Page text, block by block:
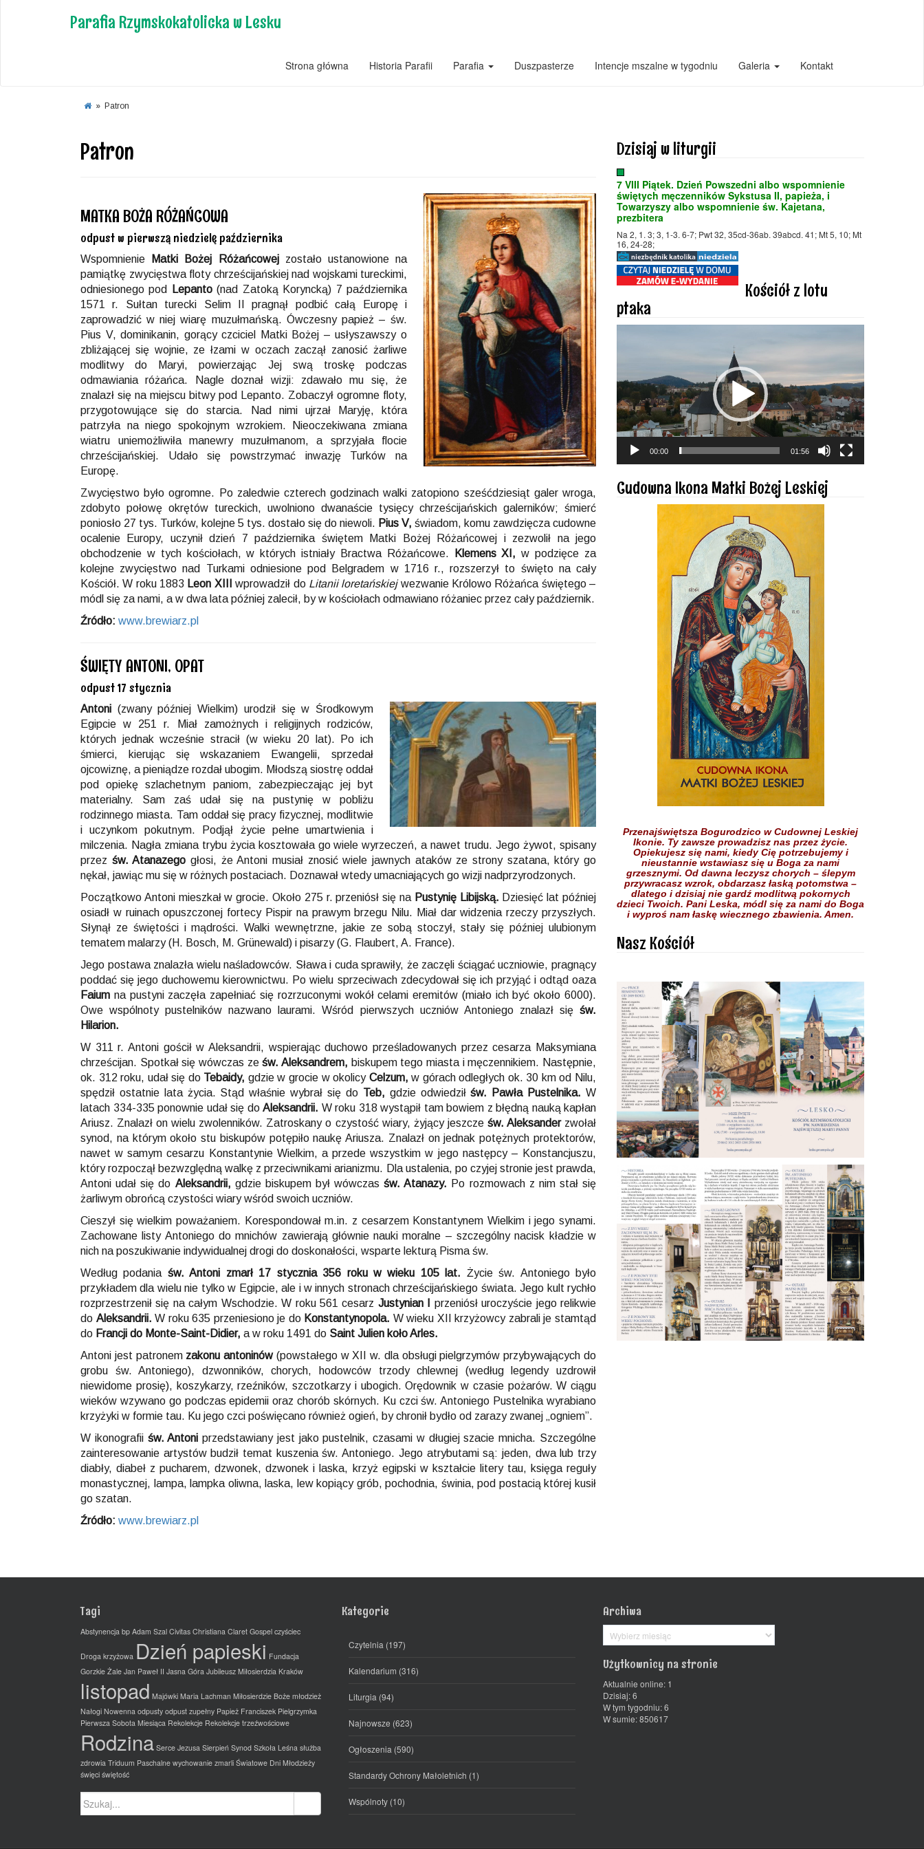
Parafia Rzymskokatolicka w Lesku
Strona główna Historia Parafii Parafia Duszpasterze Intencje mszalne w tygodniu Galeria Kontakt
» Patron
Patron
MATKA BOŻA RÓŻAŃCOWA
odpust w pierwszą niedzielę października
Wspomnienie Matki Bożej Różańcowejzostało ustanowione na
pamiątkę zwycięstwa floty chrześcijańskiej nad wojskami tureckimi,
odniesionego pod
Lepanto(nad Zatoką Koryncką) 7 października
1571 r. Sułtan turecki Selim II pragnął podbić całą Europę i
zaprowadzić w niej wiarę muzułmańską. Ówczesny papież – św.
Pius V, dominikanin, gorący czciciel Matki Bożej – usłyszawszy o
zbliżającej się wojnie, ze łzami w oczach zaczął zanosić żarliwe
modlitwy do Maryi, powierzając Jej swą troskę podczas
odmawiania różańca. Nagle doznał wizji: zdawało mu się, że
znalazł się na miejscu bitwy pod Lepanto. Zobaczył ogromne floty,
przygotowujące się do starcia. Nad nimi ujrzał Maryję, która
patrzyła na niego spokojnym wzrokiem. Nieoczekiwana zmiana
wiatru uniemożliwiła manewry muzułmanom, a sprzyjała flocie
chrześcijańskiej. Udało się powstrzymać inwazję Turków na
Europę.
Zwycięstwo było ogromne. Po zaledwie czterech godzinach walki zatopiono sześćdziesiąt galer wroga,
zdobyto połowę okrętów tureckich, uwolniono dwanaście tysięcy chrześcijańskich galerników; śmierć
poniosło 27 tys. Turków, kolejne 5 tys. dostało się do niewoli. Pius V, świadom, komu zawdzięcza cudowne
ocalenie Europy, uczynił dzień 7 października świętem Matki Bożej Różańcowej i zezwolił na jego
obchodzenie w tych kościołach, w których istniały Bractwa Różańcowe.
Klemens XI, w podzięce za
kolejne zwycięstwo nad Turkami odniesione pod Belgradem w 1716 r., rozszerzył to święto na cały
Kościół. W roku 1883 Leon XIII wprowadził do Litanii loretańskiejwezwanie Królowo Różańca świętego –
módl się za nami, a w dwa lata później zalecił, by w kościołach odmawiano różaniec przez cały październik.
Źródło: www.brewiarz.pl
ŚWIĘTY ANTONI, OPAT
odpust 17 stycznia
Antoni (zwany później Wielkim) urodził się w Środkowym
Egipcie w 251 r. Miał zamożnych i religijnych rodziców,
których jednak wcześnie stracił (w wieku 20 lat). Po ich
śmierci, kierując się wskazaniem Ewangelii, sprzedał
ojcowiznę, a pieniądze rozdał ubogim. Młodszą siostrę oddał
pod opiekę szlachetnym paniom, zabezpieczając jej byt
materialny. Sam zaś udał się na pustynię w pobliżu
rodzinnego miasta. Tam oddał się pracy fizycznej, modlitwie
i uczynkom pokutnym. Podjął życie pełne umartwienia i
milczenia. Nagła zmiana trybu życia kosztowała go wiele wyrzeczeń, a nawet trudu. Jego żywot, spisany
przez św. Atanazego głosi, że Antoni musiał znosić wiele jawnych ataków ze strony szatana, który go
nękał, jawiąc mu się w różnych postaciach. Doznawał wtedy umacniających go wizji nadprzyrodzonych.
Początkowo Antoni mieszkał w grocie. Około 275 r. przeniósł się na Pustynię Libijską. Dziesięć lat później
osiadł w ruinach opuszczonej fortecy Pispir na prawym brzegu Nilu. Miał dar widzenia rzeczy przyszłych.
Słynął ze świętości i mądrości. Walki wewnętrzne, jakie ze sobą stoczył, stały się później ulubionym
tematem malarzy (H. Bosch, M. Grünewald) i pisarzy (G. Flaubert, A. France).
Jego postawa znalazła wielu naśladowców. Sława i cuda sprawiły, że zaczęli ściągać uczniowie, pragnący
poddać się jego duchowemu kierownictwu. Po wielu sprzeciwach zdecydował się ich przyjąć i odtąd oaza
Faium na pustyni zaczęła zapełniać się rozrzuconymi wokół celami eremitów (miało ich być około 6000).
Owe wspólnoty pustelników nazwano laurami. Wśród pierwszych uczniów Antoniego znalazł się św.
Hilarion.
W 311 r. Antoni gościł w Aleksandrii, wspierając duchowo prześladowanych przez cesarza Maksymiana
chrześcijan. Spotkał się wówczas ześw. Aleksandrem, biskupem tego miasta i męczennikiem. Następnie,
ok. 312 roku, udał się do Tebaidy, gdzie w grocie w okolicy Celzum, w górach odległych ok. 30 km od Nilu,
spędził ostatnie lata życia. Stąd właśnie wybrał się do Teb, gdzie odwiedziłśw. Pawła Pustelnika. W
latach 334-335 ponownie udał się do Aleksandrii. W roku 318 wystąpił tam bowiem z błędną nauką kapłan
Ariusz. Znalazł on wielu zwolenników. Zatroskany o czystość wiary, żyjący jeszcze św. Aleksanderzwołał
synod, na którym około stu biskupów potępiło naukę Ariusza. Znalazł on jednak potężnych protektorów,
nawet w samym cesarzu Konstantynie Wielkim, a przede wszystkim w jego następcy – Konstancjuszu,
który rozpoczął bezwzględną walkę z przeciwnikami arianizmu. Dla ustalenia, po czyjej stronie jest prawda,
Antoni udał się do Aleksandrii, gdzie biskupem był wówczasśw. Atanazy. Po rozmowach z nim stał się
żarliwym obrońcą czystości wiary wśród swoich uczniów.
Cieszył się wielkim poważaniem. Korespondował m.in. z cesarzem Konstantynem Wielkim i jego synami.
Zachowane listy Antoniego do mnichów zawierają głównie nauki moralne – szczególny nacisk kładzie w
nich na poszukiwanie indywidualnej drogi do doskonałości, wsparte lekturą Pisma św.
Według podania św. Antoni zmarł 17 stycznia 356 roku w wieku 105 lat. Życie św. Antoniego było
przykładem dla wielu nie tylko w Egipcie, ale i w innych stronach chrześcijańskiego świata. Jego kult rychło
rozprzestrzenił się na całym Wschodzie. W roku 561 cesarz Justynian I
przeniósł uroczyście jego relikwie
do Aleksandrii. W roku 635 przeniesiono je do Konstantynopola. W wieku XII krzyżowcy zabrali je stamtąd
do Francji do Monte-Saint-Didier, a w roku 1491 do Saint Julien koło Arles.
Antoni jest patronem zakonu antoninów(powstałego w XII w. dla obsługi pielgrzymów przybywających do
grobu św. Antoniego), dzwonników, chorych, hodowców trzody chlewnej (według legendy uzdrowił
niewidome prosię), koszykarzy, rzeźników, szczotkarzy i ubogich. Orędownik w czasie pożarów. W ciągu
wieków wzywano go podczas epidemii oraz chorób skórnych. Ku czci św. Antoniego Pustelnika wyrabiano
krzyżyki w formie tau. Ku jego czci poświęcano również ogień, by chronił bydło od zarazy zwanej „ogniem”.
W ikonografii św. Antoni przedstawiany jest jako pustelnik, czasami w długiej szacie mnicha. Szczególne
zainteresowanie artystów budził temat kuszenia św. Antoniego. Jego atrybutami są: jeden, dwa lub trzy
diabły, diabeł z pucharem, dzwonek, dzwonek i laska, krzyż egipski w kształcie litery tau, księga reguły
monastycznej, lampa, lampka oliwna, laska, lew kopiący grób, pochodnia, świnia, pod postacią której kusił
go szatan.
Źródło: www.brewiarz.pl
Dzisiaj w liturgii
7 VIII Piątek. Dzień Powszedni albo wspomnienie
świętych męczenników Sykstusa II, papieża, i
Towarzyszy albo wspomnienie św. Kajetana,
prezbitera
Na 2, 1. 3; 3, 1-3. 6-7; Pwt 32, 35cd-36ab. 39abcd. 41; Mt 5, 10; Mt
16, 24-28;
Kościół z lotu
ptaka
00:00 01:56
Cudowna Ikona Matki Bożej Leskiej
Przenajświętsza Bogurodzico w Cudownej Leskiej
Ikonie. Ty zawsze prowadzisz nas przez życie.
Opiekujesz się nami, kiedy Cię potrzebujemyi
nieustannie wstawiasz się u Boga za nami
grzesznymi. Od dawna leczysz chorych – ślepym
przywracasz wzrok, obdarzasz łaską potomstwa –
dlatego i dzisiaj nie gardź modlitwą pokornych
dzieci Twoich. Pani Leska, módl się za nami do Boga
i wyproś nam łaskę wiecznego zbawienia. Amen.
Nasz Kościół
Tagi
Abstynencja bp Adam Szal Civitas Christiana Claret Gospel czyściec
Droga krzyżowa Dzień papieski Fundacja
Gorzkie Żale Jan Paweł II Jasna Góra Jubileusz Miłosierdzia Kraków
listopad Majówki Maria Lachman Miłosierdzie Boże młodzież
Nałogi Nowenna odpusty odpust zupełny Papież Franciszek Pielgrzymka
Pierwsza Sobota Miesiąca Rekolekcje Rekolekcje trzeźwościowe
Rodzina Serce Jezusa Sierpień Synod Szkoła Leśna służba
zdrowia Triduum Paschalne wychowanie zmarli Światowe Dni Młodzieży
święci świętość
Szukaj:
Kategorie
Czytelnia (197)
Kalendarium (316)
Liturgia (94)
Najnowsze (623)
Ogłoszenia (590)
Standardy Ochrony Małoletnich (1)
Wspólnoty (10)
Archiwa
Użytkownicy na stronie
Aktualnie online: 1
Dzisiaj: 6
W tym tygodniu: 6
W sumie: 850617